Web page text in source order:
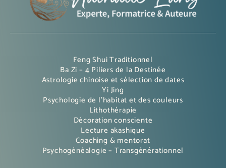
Feng Shui Traditionnel
Ba Zi – 4 Piliers de la Destinée
Astrologie chinoise et sélection de dates
Yi Jing
Psychologie de l’habitat et des couleurs
Lithothérapie
Décoration consciente
Lecture akashique
Coaching & mentorat
Psychogénéalogie – Transgénérationnel